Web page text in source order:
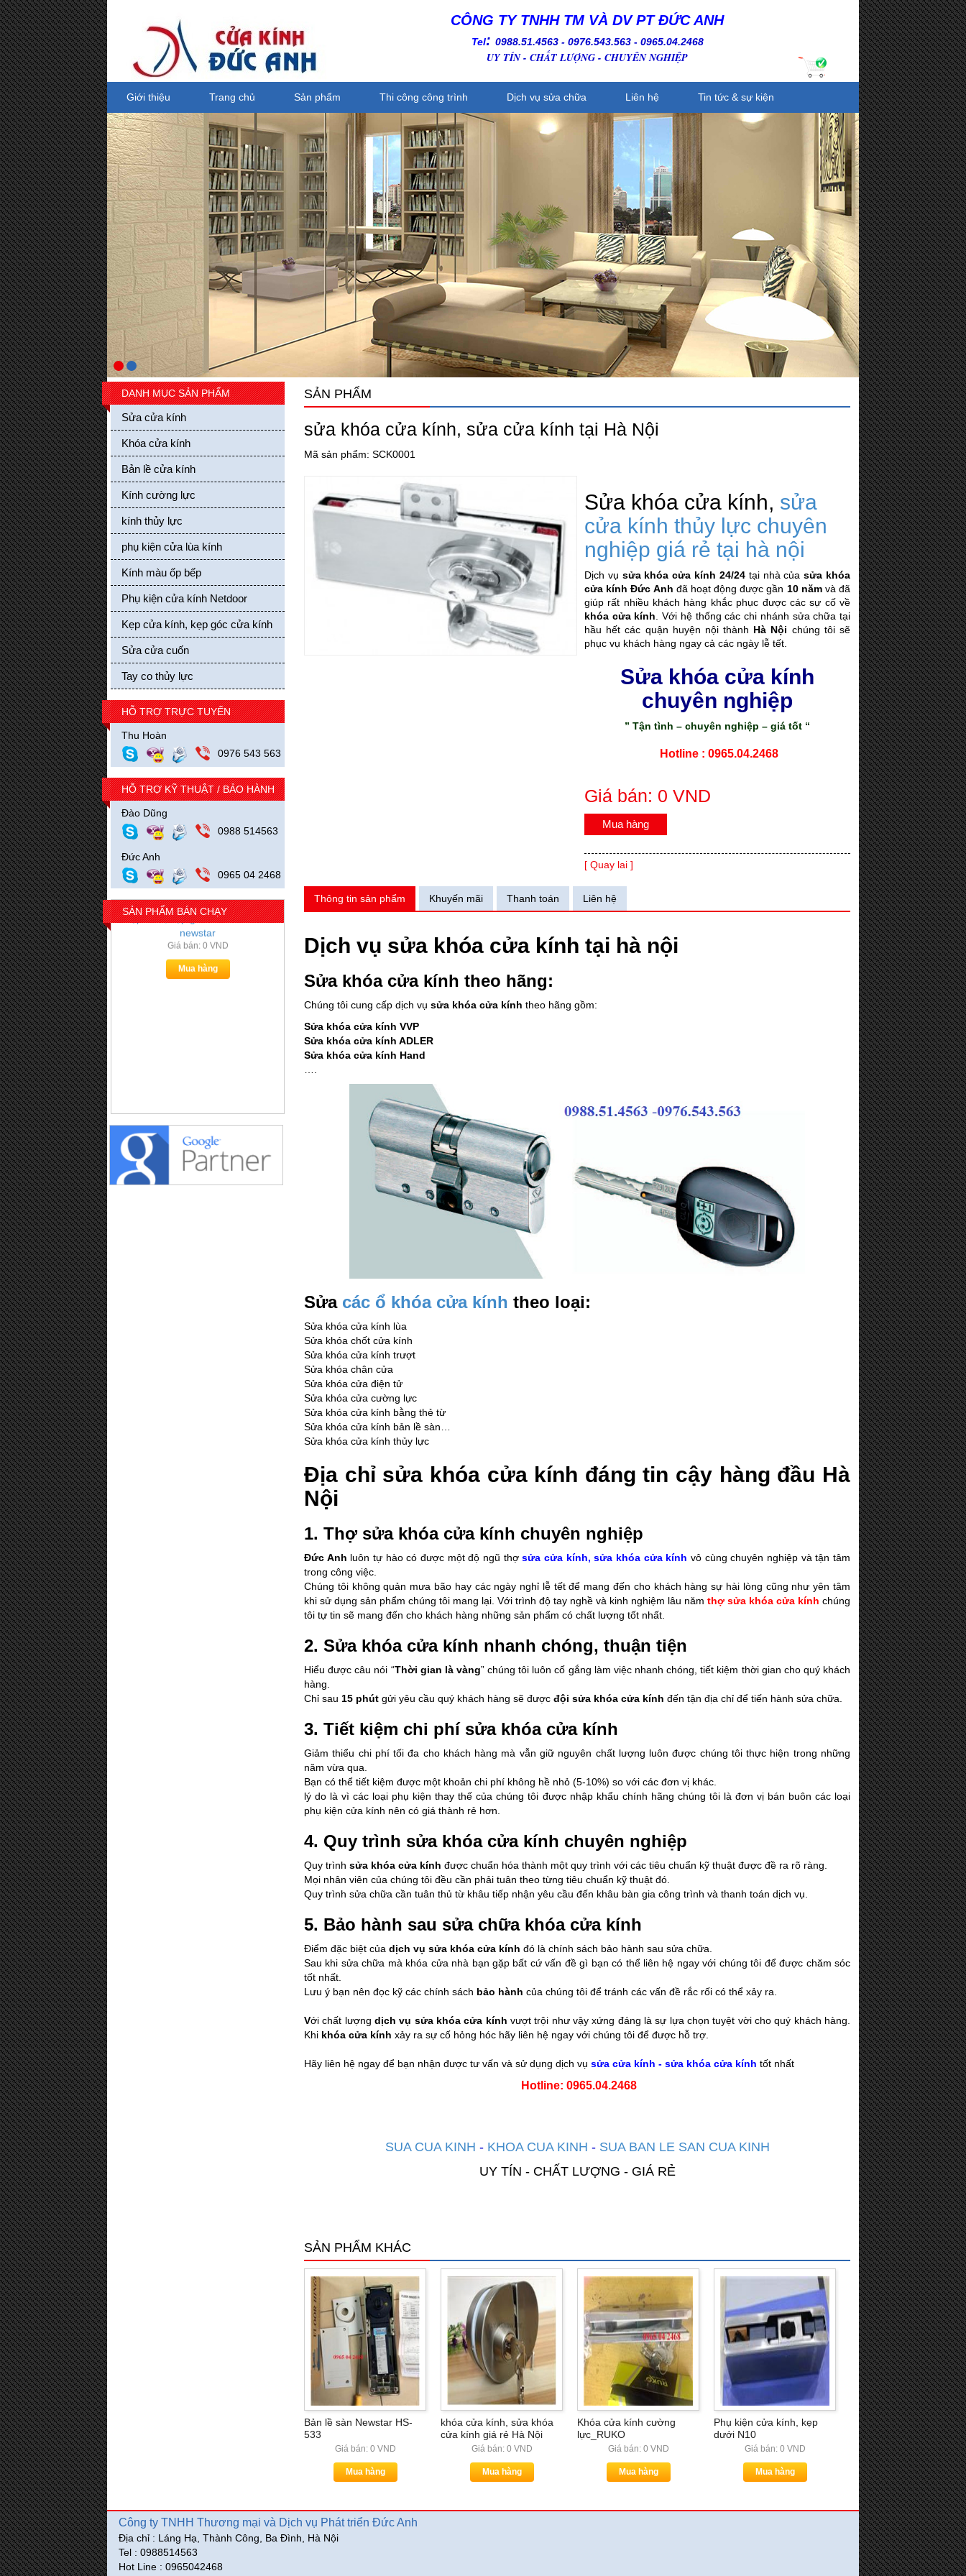
CÔNG TY TNHH TM VÀ DV PT ĐỨC ANH
Tel: 0988.51.4563 - 0976.543.563- 0965.04.2468
UY TÍN - CHẤT LƯỢNG - CHUYÊN NGHIỆP
Giới thiệu Trang chủ Sản phẩm Thi công công trình Dịch vụ sửa chữa Liên hệ Tin tức & sự kiện
DANH MỤC SẢN PHẨM
Sửa cửa kính
Khóa cửa kính
Bản lề cửa kính
Kính cường lực
kính thủy lực
phụ kiện cửa lùa kính
Kính màu ốp bếp
Phụ kiện cửa kính Netdoor
Kẹp cửa kính, kẹp góc cửa kính
Sửa cửa cuốn
Tay co thủy lực
HỖ TRỢ TRỰC TUYẾN
Thu Hoàn
0976 543 563
HỖ TRỢ KỸ THUẬT / BẢO HÀNH
Đào Dũng
0988 514563
Đức Anh
0965 04 2468
SẢN PHẨM BÁN CHẠY
Tay co thủy lực Netdoor, tay co thủy
lực
Giá bán: 0 VND
Mua hàng
Các loại bánh xe treo cửa lùa kính
Giá bán: 0 VND
Mua hàng
Bánh xe treo cửa lùa kính kẹp tròn
Giá bán: 0 VND
Mua hàng
kẹp kính, kẹp góc cửa kính inox
newstar
Mua hàng
SẢN PHẨM
sửa khóa cửa kính, sửa cửa kính tại Hà Nội
Mã sản phẩm: SCK0001
Sửa khóa cửa kính, sửa
cửa kính thủy lực chuyên
nghiệp giá rẻ tại hà nội
Dịch vụ sửa khóa cửa kính 24/24tại nhà của sửa khóa
cửa kính Đức Anh đã hoạt động được gần 10 nămvà đã
giúp rất nhiều khách hàng khắc phục được các sự cố về
khóa cửa kính . Với hệ thống các chi nhánh sửa chữa tại
hầu hết các quận huyện nội thành Hà Nội chúng tôi sẽ
phục vụ khách hàng ngay cả các ngày lễ tết.
Sửa khóa cửa kính
chuyên nghiệp
” Tận tình – chuyên nghiệp – giá tốt “
Hotline : 0965.04.2468
Giá bán: 0 VND
Mua hàng
[ Quay lai ]
Thông tin sản phẩm Khuyến mãi Thanh toán Liên hệ
Dịch vụ sửa khóa cửa kính tại hà nội
Sửa khóa cửa kính theo hãng:
Chúng tôi cung cấp dịch vụ sửa khóa cửa kính theo hãng gồm:
Sửa khóa cửa kính VVP
Sửa khóa cửa kính ADLER
Sửa khóa cửa kính Hand
Sửa các ổ khóa cửa kính theo loại:
Sửa khóa cửa kính lùa
Sửa khóa chốt cửa kính
Sửa khóa cửa kính trượt
Sửa khóa chân cửa
Sửa khóa cửa điện tử
Sửa khóa cửa cường lực
Sửa khóa cửa kính bằng thẻ từ
Sửa khóa cửa kính bản lề sàn…
Sửa khóa cửa kính thủy lực
Địa chỉ sửa khóa cửa kính đáng tin cậy hàng đầu Hà
Nội
1. Thợ sửa khóa cửa kính chuyên nghiệp
Đức Anh luôn tự hào có được một độ ngũ thợsửa cửa kính, sửa khóa cửa kính vô cùng chuyên nghiệp và tận tâm
trong công việc.
Chúng tôi không quản mưa bão hay các ngày nghỉ lễ tết để mang đến cho khách hàng sự hài lòng cũng như yên tâm
khi sử dụng sản phẩm chúng tôi mang lại. Với trình độ tay nghề và kinh nghiệm lâu năm thợ sửa khóa cửa kính chúng
tôi tự tin sẽ mang đến cho khách hàng những sản phẩm có chất lượng tốt nhất.
2. Sửa khóa cửa kính nhanh chóng, thuận tiện
Hiểu được câu nói “Thời gian là vàng” chúng tôi luôn cố gắng làm việc nhanh chóng, tiết kiệm thời gian cho quý khách
hàng.
Chỉ sau 15 phút gửi yêu cầu quý khách hàng sẽ được đội sửa khóa cửa kính đến tận địa chỉ để tiến hành sửa chữa.
3. Tiết kiệm chi phí sửa khóa cửa kính
Giảm thiểu chi phí tối đa cho khách hàng mà vẫn giữ nguyên chất lượng luôn được chúng tôi thực hiện trong những
năm vừa qua.
Bạn có thể tiết kiệm được một khoản chi phí không hề nhỏ (5-10%) so với các đơn vị khác.
lý do là vì các loại phụ kiện thay thế của chúng tôi được nhập khẩu chính hãng chúng tôi là đơn vị bán buôn các loại
phụ kiện cửa kính nên có giá thành rẻ hơn.
4. Quy trình sửa khóa cửa kính chuyên nghiệp
Quy trình sửa khóa cửa kính được chuẩn hóa thành một quy trình với các tiêu chuẩn kỹ thuật được đề ra rõ ràng.
Mọi nhân viên của chúng tôi đều cần phải tuân theo từng tiêu chuẩn kỹ thuật đó.
Quy trình sửa chữa cần tuân thủ từ khâu tiếp nhận yêu cầu đến khâu bàn gia công trình và thanh toán dịch vụ.
5. Bảo hành sau sửa chữa khóa cửa kính
Điểm đặc biệt của dịch vụ sửa khóa cửa kính đó là chính sách bảo hành sau sửa chữa.
Sau khi sửa chữa mà khóa cửa nhà bạn gặp bất cứ vấn đề gì bạn có thể liên hệ ngay với chúng tôi để được chăm sóc
tốt nhất.
Lưu ý bạn nên đọc kỹ các chính sách bảo hành của chúng tôi để tránh các vấn đề rắc rối có thể xảy ra.
Với chất lượng dịch vụ sửa khóa cửa kính vượt trội như vậy xứng đáng là sự lựa chọn tuyệt vời cho quý khách hàng.
Khi khóa cửa kính xảy ra sự cố hỏng hóc hãy liên hệ ngay với chúng tôi để được hỗ trợ.
Hãy liên hệ ngay để bạn nhận được tư vấn và sử dụng dịch vụ sửa cửa kính - sửa khóa cửa kính tốt nhất
Hotline: 0965.04.2468
SUA CUA KINH - KHOA CUA KINH - SUA BAN LE SAN CUA KINH
UY TÍN - CHẤT LƯỢNG - GIÁ RẺ
SẢN PHẨM KHÁC
Bản lề sàn Newstar HS-
533
Giá bán: 0 VND
Mua hàng
khóa cửa kính, sửa khóa
cửa kính giá rẻ Hà Nội
Giá bán: 0 VND
Mua hàng
Khóa cửa kính cường
lực_RUKO
Giá bán: 0 VND
Mua hàng
Phụ kiện cửa kính, kẹp
dưới N10
Giá bán: 0 VND
Mua hàng
Công ty TNHH Thương mại và Dịch vụ Phát triển Đức Anh
Địa chỉ : Láng Hạ, Thành Công, Ba Đình, Hà Nội
Tel : 0988514563
Hot Line : 0965042468